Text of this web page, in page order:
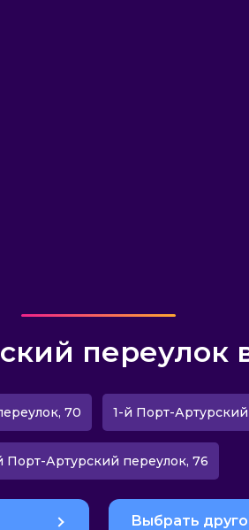
переулок
70 1-й Порт-
Порт-Артурский переулок, 76
Выбрать